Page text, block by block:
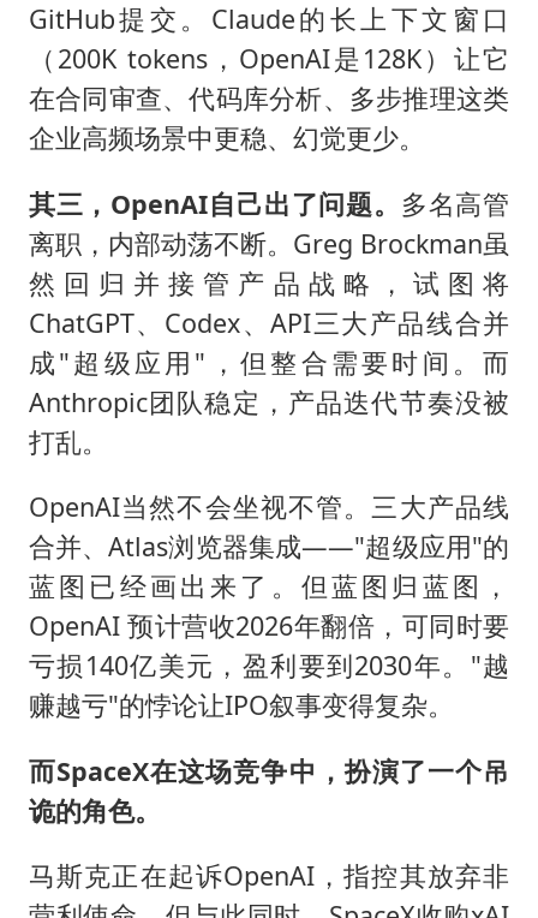
GitHub提交。Claude的长上下文窗口
（200K tokens，OpenAI是128K）让它
在合同审查、代码库分析、多步推理这类
企业高频场景中更稳、幻觉更少。
其三， OpenAI自己出了问题。 多名高管
离职，内部动荡不断。Greg Brockman虽
然回归并接管产品战略，试图将
ChatGPT、Codex、API三大产品线合并
成"超级应用"，但整合需要时间。而
Anthropic团队稳定，产品迭代节奏没被
打乱。
OpenAI当然不会坐视不管。三大产品线
合并、Atlas浏览器集成——"超级应用"的
蓝图已经画出来了。但蓝图归蓝图，
OpenAI 预计营收2026年翻倍，可同时要
亏损140亿美元，盈利要到2030年。"越
赚越亏"的悖论让IPO叙事变得复杂。
而SpaceX在这场竞争中，扮演了一个吊
诡的角色。
马斯克正在起诉OpenAI，指控其放弃非